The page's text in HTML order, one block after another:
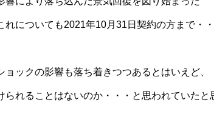
れについても2021年10月31日契約の方まで・
ックの影響も落ち着きつつあるとはいえど、
られることはないのか・・・と思われていたと